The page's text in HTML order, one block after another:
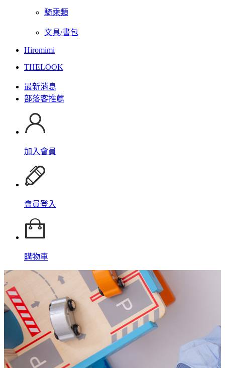
騎乘類
文具/書包
Hiromimi
THELOOK
最新消息
部落客推薦
加入會員
會員登入
購物車